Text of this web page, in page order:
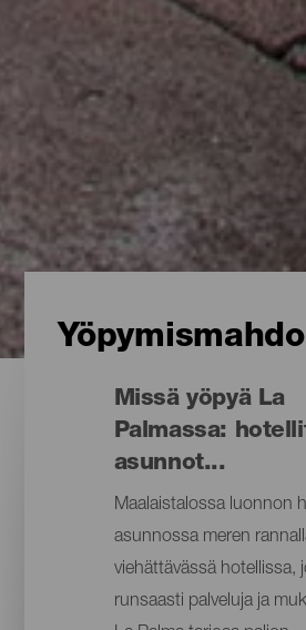
Missä yöpyä La
Palmassa:
asunnot...
Maalaistalossa luonnon
asunnossa meren
viehättävässä hotellissa,
runsaasti palveluja ja